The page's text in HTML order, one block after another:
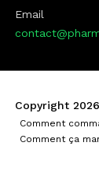
Email
Copyright
Comment
Comment ça